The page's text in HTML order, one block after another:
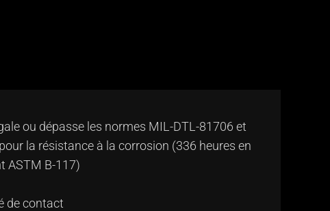
ou dépasse les normes MIL-DTL-81706 et
la résistance à la corrosion (336 heures en
ASTM B-117)
de contact